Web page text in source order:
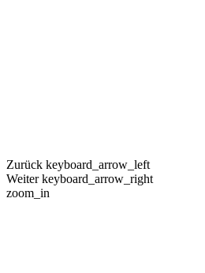
Zurück keyboard_arrow_left
Weiter keyboard_arrow_right
zoom_in